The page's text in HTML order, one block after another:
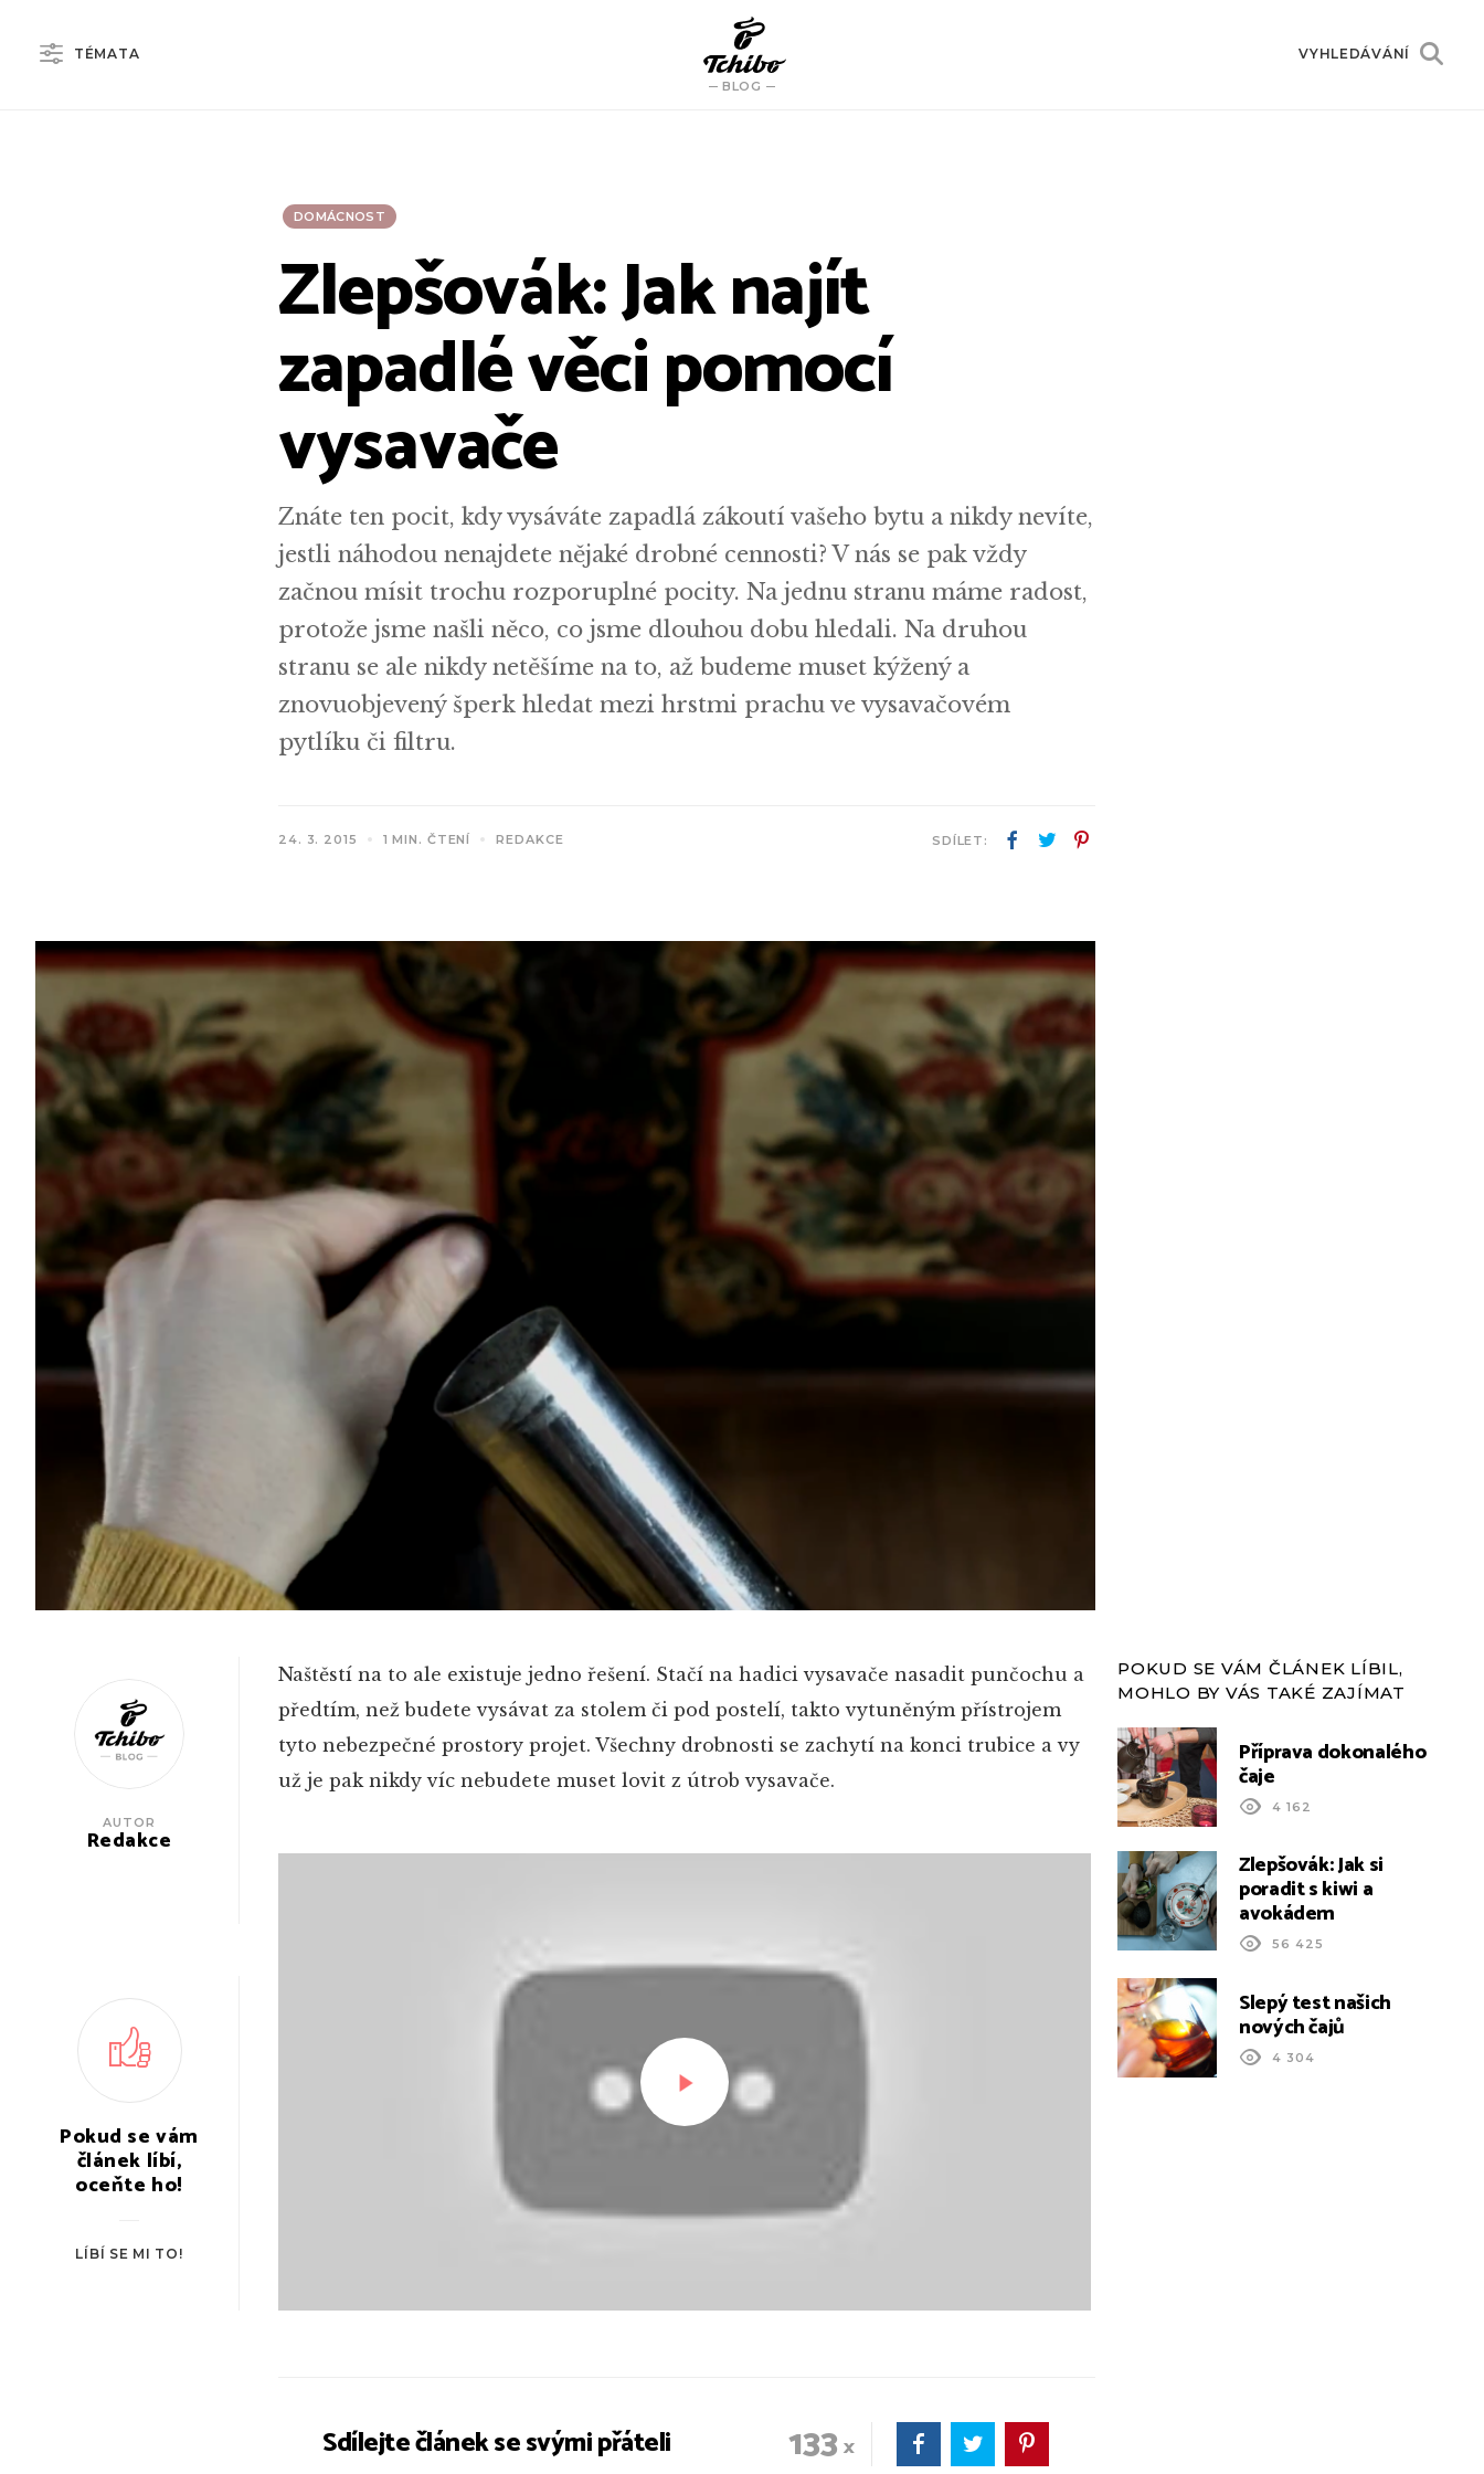
TÉMATA
BLOG
VYHLEDÁVÁNÍ
DOMÁCNOST
Zlepšovák: Jak najít
zapadlé věci pomocí
vysavače
Znáte ten pocit, kdy vysáváte zapadlá zákoutí vašeho bytu a nikdy nevíte,
jestli náhodou nenajdete nějaké drobné cennosti? V nás se pak vždy
začnou mísit trochu rozporuplné pocity. Na jednu stranu máme radost,
protože jsme našli něco, co jsme dlouhou dobu hledali. Na druhou
stranu se ale nikdy netěšíme na to, až budeme muset kýžený a
znovuobjevený šperk hledat mezi hrstmi prachu ve vysavačovém
pytlíku či filtru.
24. 3. 2015 1 MIN. ČTENÍ REDAKCE SDÍLET:
AUTOR
Redakce
Pokud se vám
článek líbí,
oceňte ho!
LÍBÍ SE MI TO!
Naštěstí na to ale existuje jedno řešení. Stačí na hadici vysavače nasadit punčochu a
předtím, než budete vysávat za stolem či pod postelí, takto vytuněným přístrojem
tyto nebezpečné prostory projet. Všechny drobnosti se zachytí na konci trubice a vy
už je pak nikdy víc nebudete muset lovit z útrob vysavače.
PŘEHRÁT ZNOVU
POKUD SE VÁM ČLÁNEK LÍBIL,
MOHLO BY VÁS TAKÉ ZAJÍMAT
Příprava dokonalého
čaje
4 162
Zlepšovák: Jak si
poradit s kiwi a
avokádem
56 425
Slepý test našich
nových čajů
4 304
Sdílejte článek se svými přáteli 133